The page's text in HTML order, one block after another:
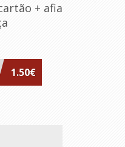
+ afia
1.50€